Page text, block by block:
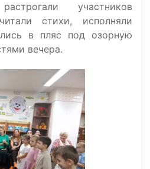
участников
стихи, исполняли
в пляс под озорную
вечера.